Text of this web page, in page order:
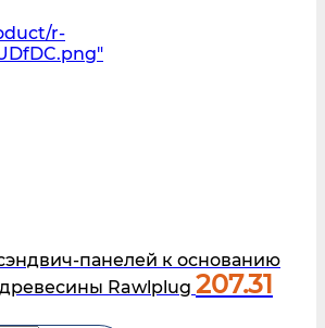
r-
панелей к основанию
Rawlplug 207.31